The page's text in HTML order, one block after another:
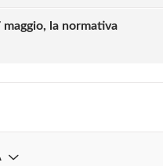
la normativa